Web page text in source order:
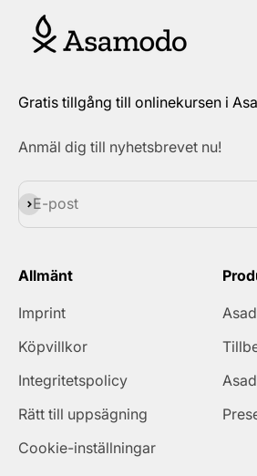
Gratis tillgång till onlinekursen i
Anmäl dig till nyhetsbrevet nu!
E-post
Prenumerera
Allmänt
Imprint
Köpvillkor
Integritetspolicy
Rätt till uppsägning
Cookie-inställningar